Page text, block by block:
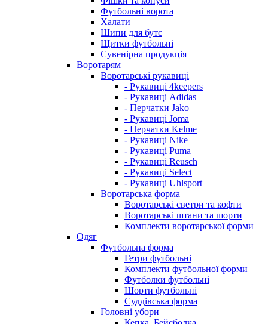
Футбольні ворота
Халати
Шипи для бутс
Щитки футбольні
Сувенірна продукція
Воротарям
Воротарські рукавиці
- Рукавиці 4keepers
- Рукавиці Adidas
- Перчатки Jako
- Рукавиці Joma
- Перчатки Kelme
- Рукавиці Nike
- Рукавиці Puma
- Рукавиці Reusch
- Рукавиці Select
- Рукавиці Uhlsport
Воротарська форма
Воротарські светри та кофти
Воротарські штани та шорти
Комплекти воротарської форми
Одяг
Футбольна форма
Гетри футбольні
Комплекти футбольної форми
Футболки футбольні
Шорти футбольні
Суддівська форма
Головні убори